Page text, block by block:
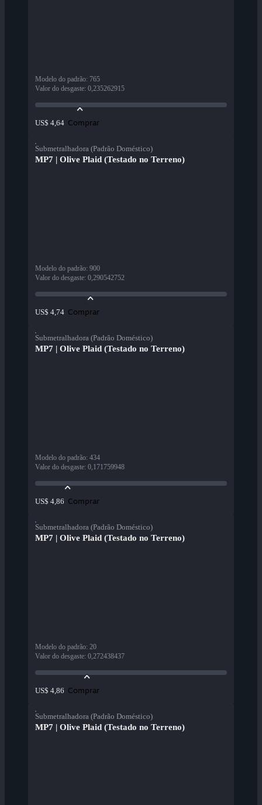
Modelo do padrão: 765
Valor do desgaste: 0,235262915
US$ 4,64 Comprar
Submetralhadora (Padrão Doméstico)
MP7 | Olive Plaid (Testado no Terreno)
Modelo do padrão: 900
Valor do desgaste: 0,290542752
US$ 4,74 Comprar
Submetralhadora (Padrão Doméstico)
MP7 | Olive Plaid (Testado no Terreno)
Modelo do padrão: 434
Valor do desgaste: 0,171759948
US$ 4,86 Comprar
Submetralhadora (Padrão Doméstico)
MP7 | Olive Plaid (Testado no Terreno)
Modelo do padrão: 20
Valor do desgaste: 0,272438437
US$ 4,86 Comprar
Submetralhadora (Padrão Doméstico)
MP7 | Olive Plaid (Testado no Terreno)